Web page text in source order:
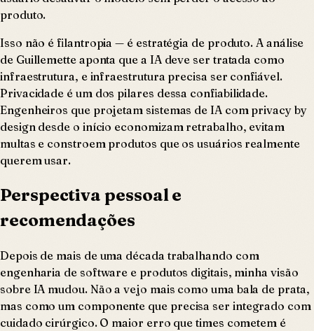
produto.
Isso não é filantropia — é estratégia de produto. A análise
de Guillemette aponta que a IA deve ser tratada como
infraestrutura, e infraestrutura precisa ser confiável.
Privacidade é um dos pilares dessa confiabilidade.
Engenheiros que projetam sistemas de IA com privacy by
design desde o início economizam retrabalho, evitam
multas e constroem produtos que os usuários realmente
querem usar.
Perspectiva pessoal e
recomendações
Depois de mais de uma década trabalhando com
engenharia de software e produtos digitais, minha visão
sobre IA mudou. Não a vejo mais como uma bala de prata,
mas como um componente que precisa ser integrado com
cuidado cirúrgico. O maior erro que times cometem é